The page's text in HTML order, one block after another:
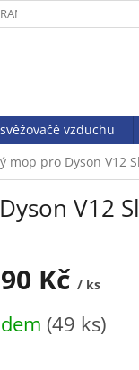
OSOBNÍCH ÚDAJŮ
vzduchu
mop pro Dyson V12
V12
Kč / ks
(49 ks)